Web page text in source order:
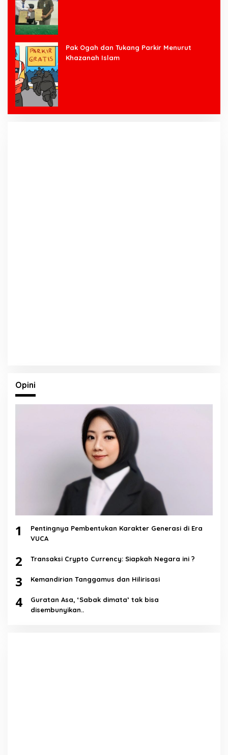
Pak Ogah dan Tukang Parkir Menurut
Khazanah Islam
Opini
1
Pentingnya Pembentukan Karakter Generasi di Era
VUCA
2 Transaksi Crypto Currency: Siapkah Negara ini ?
3 Kemandirian Tanggamus dan Hilirisasi
4
Guratan Asa, ‘Sabak dimata’ tak bisa
disembunyikan..